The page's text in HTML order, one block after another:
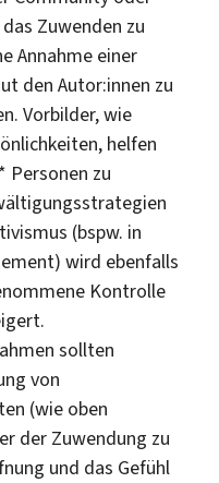
Zuwenden zu
Annahme einer
den Autor:innen zu
Vorbilder, wie
helfen
Personen zu
(bspw. in
wird ebenfalls
Kontrolle
sollten
von
(wie oben
der Zuwendung zu
und das Gefühl